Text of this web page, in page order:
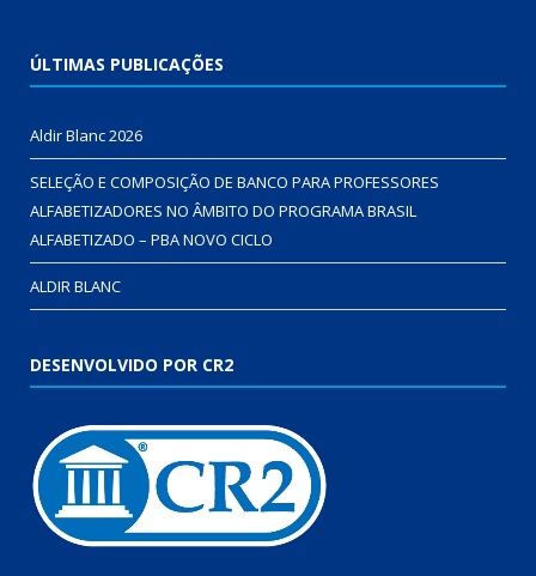
ÚLTIMAS PUBLICAÇÕES
Aldir Blanc 2026
SELEÇÃO E COMPOSIÇÃO DE BANCO PARA PROFESSORES
ALFABETIZADORES NO ÂMBITO DO PROGRAMA BRASIL
ALFABETIZADO – PBA NOVO CICLO
ALDIR BLANC
DESENVOLVIDO POR CR2